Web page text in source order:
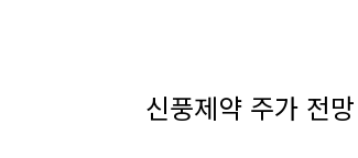
신풍제약 주가 전망